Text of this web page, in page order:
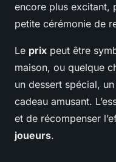
encore plus excitant,
petite cérémonie de
Le prix peut être
maison, ou quelque
un dessert spécial,
cadeau amusant.
et de récompenser
joueurs.